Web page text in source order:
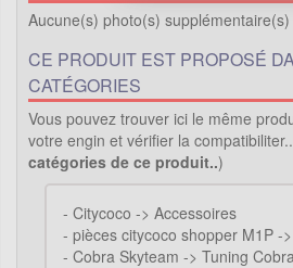
Aucune(s) photo(s)
CE PRODUIT EST PROPOSÉ
CATÉGORIES
Vous pouvez trouver ici le même
votre engin et vérifier la
catégories de ce produit..)
- Citycoco -> Accessoires
- pièces citycoco shopper M1P -
- Cobra Skyteam -> Tuning Cobra